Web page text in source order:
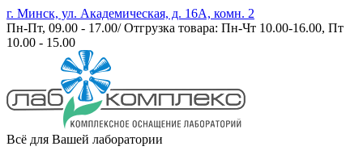
г. Минск, ул. Академическая, д. 16А, комн. 2
Пн-Пт, 09.00 - 17.00/ Отгрузка товара: Пн-Чт 10.00-16.00, Пт
10.00 - 15.00
Всё для Вашей лаборатории